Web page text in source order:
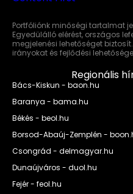
Portfóliónk minőségi tartalmat
Egyedülálló elérést, országos
megjelenési lehetőséget
irányokat és fejlődési
Regionális
Bács-Kiskun - baon.hu
Baranya - bama.hu
Békés - beol.hu
Borsod-Abaúj-Zemplén -
Csongrád - delmagyar.hu
Dunaújváros - duol.hu
Fejér - feol.hu